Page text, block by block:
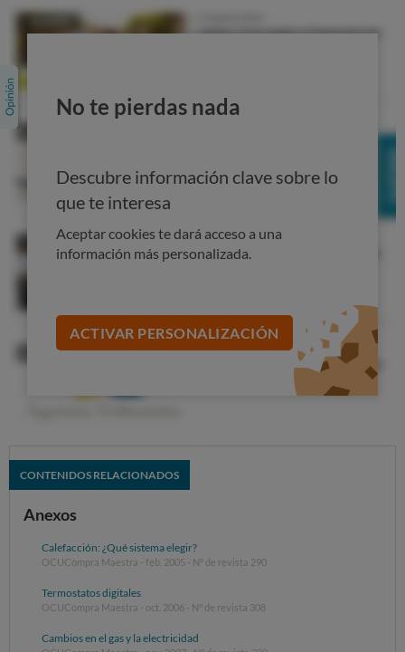
No te pierdas nada
Descubre información clave sobre lo
que te interesa
Aceptar cookies te dará acceso a una
información más personalizada.
ACTIVAR PERSONALIZACIÓN
CONTENIDOS RELACIONADOS
Anexos
Calefacción: ¿Qué sistema elegir?
OCUCompra Maestra - feb. 2005 - Nº de revista 290
Termostatos digitales
OCUCompra Maestra - oct. 2006 - Nº de revista 308
Cambios en el gas y la electricidad